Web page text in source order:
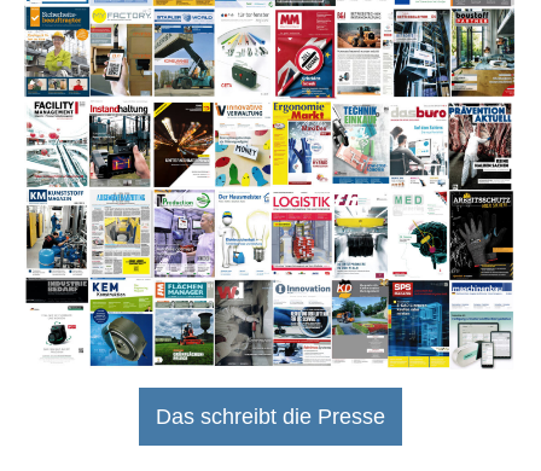
Das schreibt die Presse